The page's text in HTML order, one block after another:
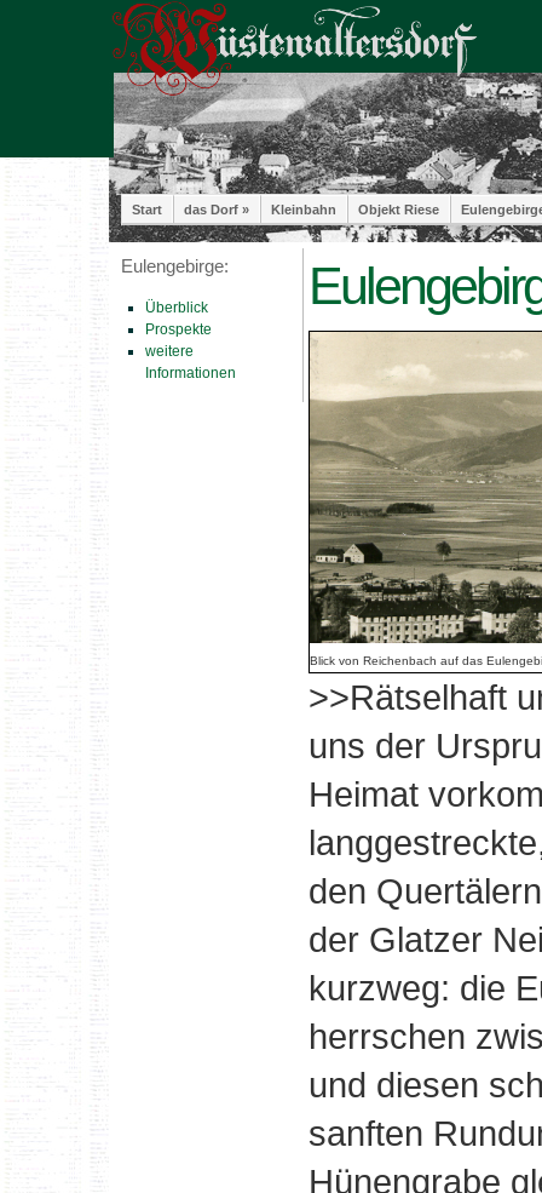
Start das Dorf » Kleinbahn Objekt Riese
Eulengebirge:
Überblick
Prospekte
weitere
Informationen
Blick von Reichenbach auf das
>>Rätselhaft
uns der
Heimat
den
der Glatzer
kurzweg: die
herrschen
und diesen
sanften
Hünengrabe